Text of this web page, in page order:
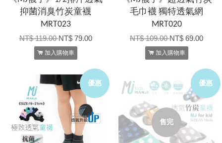
抑菌消臭竹炭童襪
MRT023
NT$ 119.00NT$ 79.00
加入購物車
毛巾襪 獨特透氣網
MRT020
NT$ 109.00NT$ 69.00
加入購物車
優惠 優惠
售完